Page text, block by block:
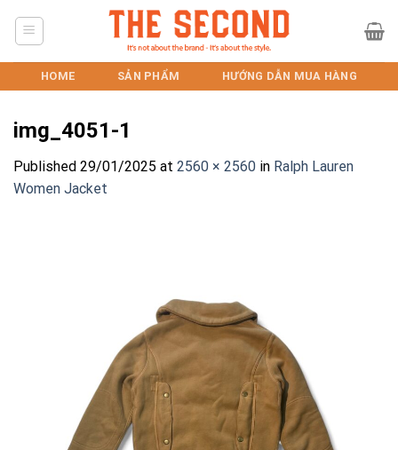
HOME SẢN PHẨM HƯỚNG DẪN MUA HÀNG
img_4051-1
Published 29/01/2025 at 2560 × 2560 in Ralph Lauren
Women Jacket